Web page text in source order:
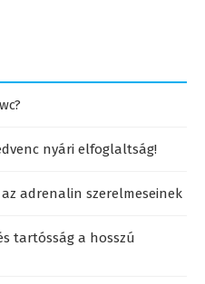
nyári elfoglaltság!
adrenalin szerelmeseinek
tartósság a hosszú